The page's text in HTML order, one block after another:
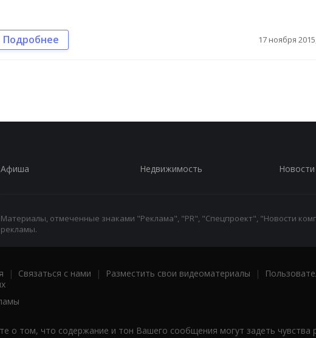
Подробнее 17 ноября
Афиша Недвижимость Новости
Материалы, отмеченные знаками "Реклама", "PR", "Спецпроект", "Новости
рекламы.
| Связаться с нами | Разместить свои видеоматериалы |
о том, что содержание и тон Вашего сообщения могут задеть чувства